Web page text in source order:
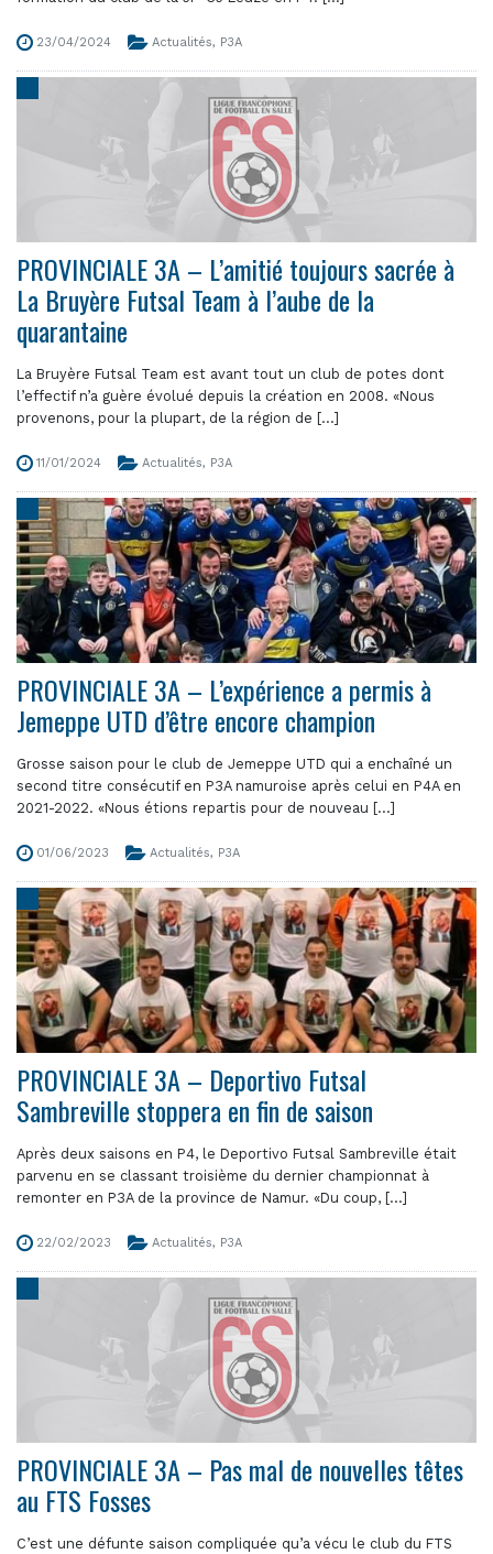
23/04/2024 Actualités, P3A
PROVINCIALE 3A – L’amitié toujours sacrée à
La Bruyère Futsal Team à l’aube de la
quarantaine
La Bruyère Futsal Team est avant tout un club de potes dont
l’effectif n’a guère évolué depuis la création en 2008. «Nous
provenons, pour la plupart, de la région de [...]
11/01/2024 Actualités, P3A
PROVINCIALE 3A – L’expérience a permis à
Jemeppe UTD d’être encore champion
Grosse saison pour le club de Jemeppe UTD qui a enchaîné un
second titre consécutif en P3A namuroise après celui en P4A en
2021-2022. «Nous étions repartis pour de nouveau [...]
01/06/2023 Actualités, P3A
PROVINCIALE 3A – Deportivo Futsal
Sambreville stoppera en fin de saison
Après deux saisons en P4, le Deportivo Futsal Sambreville était
parvenu en se classant troisième du dernier championnat à
remonter en P3A de la province de Namur. «Du coup, [...]
22/02/2023 Actualités, P3A
PROVINCIALE 3A – Pas mal de nouvelles têtes
au FTS Fosses
C’est une défunte saison compliquée qu’a vécu le club du FTS